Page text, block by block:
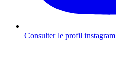
Consulter le profil instagram